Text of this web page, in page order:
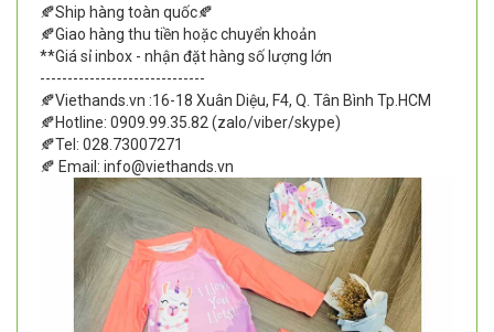
🍂Ship hàng toàn quốc🍂
🍂Giao hàng thu tiền hoặc chuyển khoản
**Giá sỉ inbox - nhận đặt hàng số lượng lớn
------------------------------
🍂Viethands.vn :16-18 Xuân Diệu, F4, Q. Tân Bình Tp.HCM
🍂Hotline: 0909.99.35.82 (zalo/viber/skype)
🍂Tel: 028.73007271
🍂 Email: info@viethands.vn